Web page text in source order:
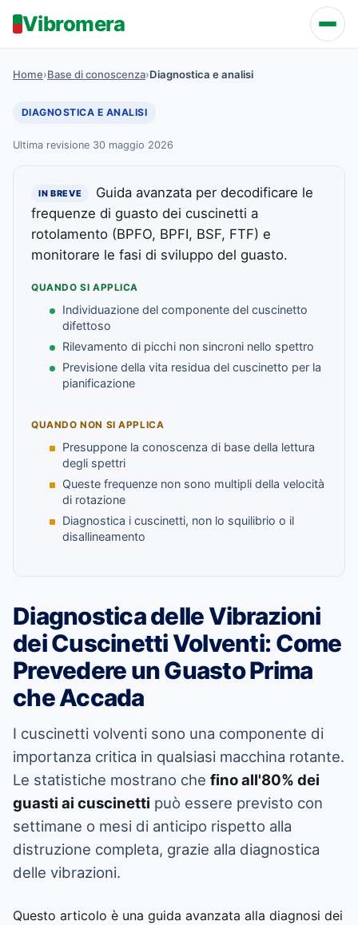
Vibromera
Home›Base di conoscenza›Diagnostica e analisi
DIAGNOSTICA E ANALISI
Ultima revisione 30 maggio 2026
IN BREVE
Guida avanzata per decodificare le
frequenze di guasto dei cuscinetti a
rotolamento (BPFO, BPFI, BSF, FTF) e
monitorare le fasi di sviluppo del guasto.
QUANDO SI APPLICA
Individuazione del componente del cuscinetto
difettoso
Rilevamento di picchi non sincroni nello spettro
Previsione della vita residua del cuscinetto per la
pianificazione
QUANDO NON SI APPLICA
Presuppone la conoscenza di base della lettura
degli spettri
Queste frequenze non sono multipli della velocità
di rotazione
Diagnostica i cuscinetti, non lo squilibrio o il
disallineamento
Diagnostica delle Vibrazioni
dei Cuscinetti Volventi: Come
Prevedere un Guasto Prima
che Accada
I cuscinetti volventi sono una componente di
importanza critica in qualsiasi macchina rotante.
Le statistiche mostrano che fino all'80% dei
guasti ai cuscinetti può essere previsto con
settimane o mesi di anticipo rispetto alla
distruzione completa, grazie alla diagnostica
delle vibrazioni.
Questo articolo è una guida avanzata alla diagnosi dei